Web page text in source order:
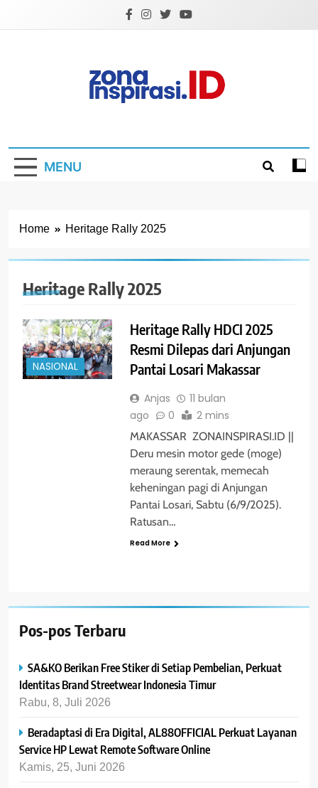
MENU
Home Heritage Rally 2025
Heritage Rally 2025
NASIONAL
Heritage Rally HDCI 2025
Resmi Dilepas dari Anjungan
Pantai Losari Makassar
Anjas
11 bulan
ago
0 2 mins
MAKASSAR ZONAINSPIRASI.ID ||
Deru mesin motor gede (moge)
meraung serentak, memecah
keheningan pagi di Anjungan
Pantai Losari, Sabtu (6/9/2025).
Ratusan…
Read More
Pos-pos Terbaru
SA&KO Berikan Free Stiker di Setiap Pembelian, Perkuat
Identitas Brand Streetwear Indonesia Timur
Rabu, 8, Juli 2026
Beradaptasi di Era Digital, AL88OFFICIAL Perkuat Layanan
Service HP Lewat Remote Software Online
Kamis, 25, Juni 2026